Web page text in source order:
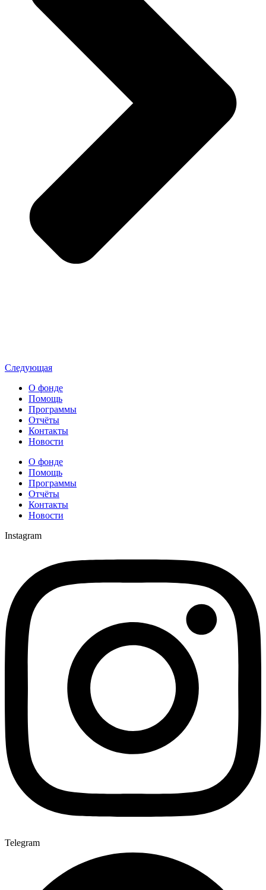
Следующая
О фонде
Помощь
Программы
Отчёты
Контакты
Новости
О фонде
Помощь
Программы
Отчёты
Контакты
Новости
Instagram
Telegram